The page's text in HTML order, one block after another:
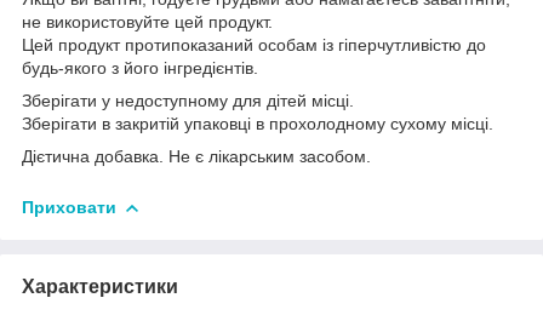
не використовуйте цей продукт.
Цей продукт протипоказаний особам із гіперчутливістю до
будь-якого з його інгредієнтів.
Зберігати у недоступному для дітей місці.
Зберігати в закритій упаковці в прохолодному сухому місці.
Дієтична добавка. Не є лікарським засобом.
Приховати
Характеристики